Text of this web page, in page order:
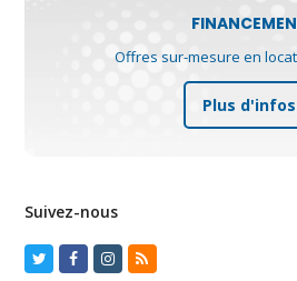
Offres sur-mesure en
Plus d'infos
Suivez-nous
TwitterFacebook
Instagram
RSS